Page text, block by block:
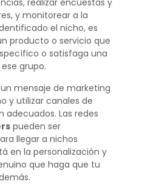
realizar encuestas y
y monitorear a la
el nicho, es
producto o servicio que
o satisfaga una
grupo.
mensaje de marketing
y utilizar canales de
Las redes
pueden ser
llegar a nichos
en la personalización y
que haga que tu